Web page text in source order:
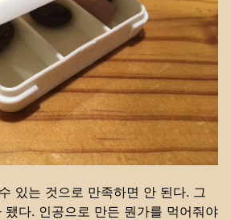
있는 것으로 만족하면 안 된다. 그
됐다. 인공으로 만든 뭔가를 먹어줘야